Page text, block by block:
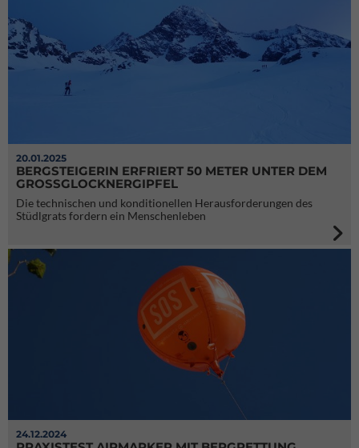
20.01.2025
BERGSTEIGERIN ERFRIERT 50 METER UNTER DEM
GROSSGLOCKNERGIPFEL
Die technischen und konditionellen Herausforderungen des
Stüdlgrats fordern ein Menschenleben
24.12.2024